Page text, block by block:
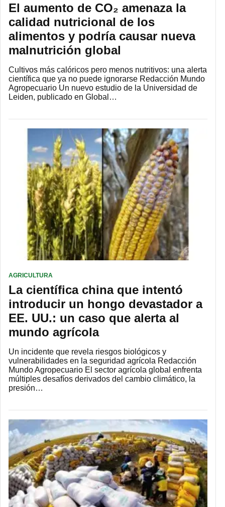
El aumento de CO₂ amenaza la
calidad nutricional de los
alimentos y podría causar nueva
malnutrición global
Cultivos más calóricos pero menos nutritivos: una alerta
científica que ya no puede ignorarse Redacción Mundo
Agropecuario Un nuevo estudio de la Universidad de
Leiden, publicado en Global…
AGRICULTURA
La científica china que intentó
introducir un hongo devastador a
EE. UU.: un caso que alerta al
mundo agrícola
Un incidente que revela riesgos biológicos y
vulnerabilidades en la seguridad agrícola Redacción
Mundo Agropecuario El sector agrícola global enfrenta
múltiples desafíos derivados del cambio climático, la
presión…